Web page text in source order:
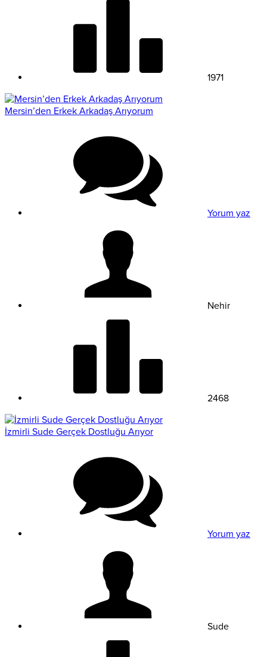
1971
Mersin’den Erkek Arkadaş Arıyorum
Yorum yaz
Nehir
2468
İzmirli Sude Gerçek Dostluğu Arıyor
Yorum yaz
Sude